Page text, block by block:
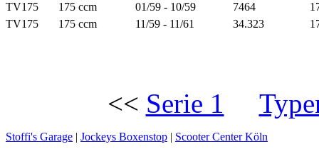
TV175 175 ccm 01/59 - 10/59 7464
TV175
175 ccm 11/59 - 11/61 34.323
<< Serie 1
Stoffi's Garage | Jockeys Boxenstop | Scooter Center Köln